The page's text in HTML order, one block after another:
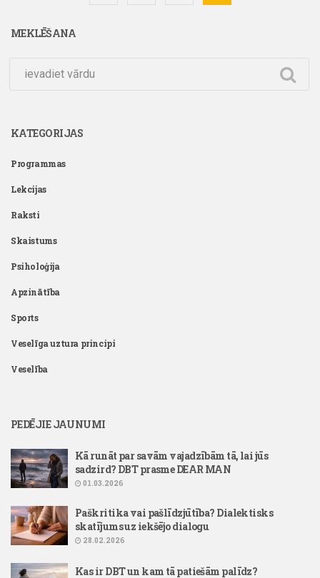
MEKLĒŠANA
KATEGORIJAS
Programmas
Lekcijas
Raksti
Skaistums
Psiholoģija
Apzinātība
Sports
Veselīga uztura principi
Veselība
PEDĒJIE JAUNUMI
Kā runāt par savām vajadzībām tā, lai jūs
sadzird? DBT prasme DEAR MAN
01.03.2026
Paškritika vai pašlīdzjūtība? Dialektisks
skatījums uz iekšējo dialogu
28.02.2026
Kas ir DBT un kam tā patiešām palīdz?